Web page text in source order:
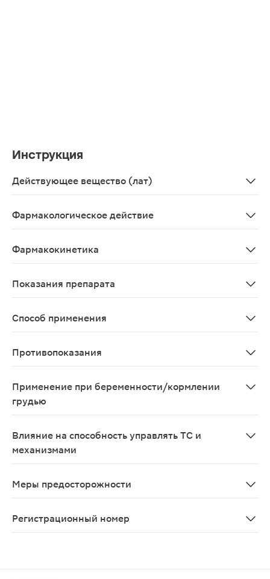
Инструкция
Действующее вещество (лат)
Фармакологическое действие
Фармакокинетика
Показания препарата
Способ применения
Противопоказания
Применение при беременности/кормлении
грудью
Влияние на способность управлять ТС и
механизмами
Меры предосторожности
Регистрационный номер